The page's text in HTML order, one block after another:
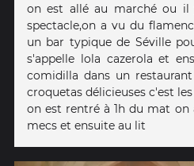
on est allé au marché ou
spectacle,on a vu du
un bar typique de Séville
s'appelle lola cazerola et
comidilla dans un
croquetas délicieuses c'est
on est rentré à 1h du mat on
mecs et ensuite au lit